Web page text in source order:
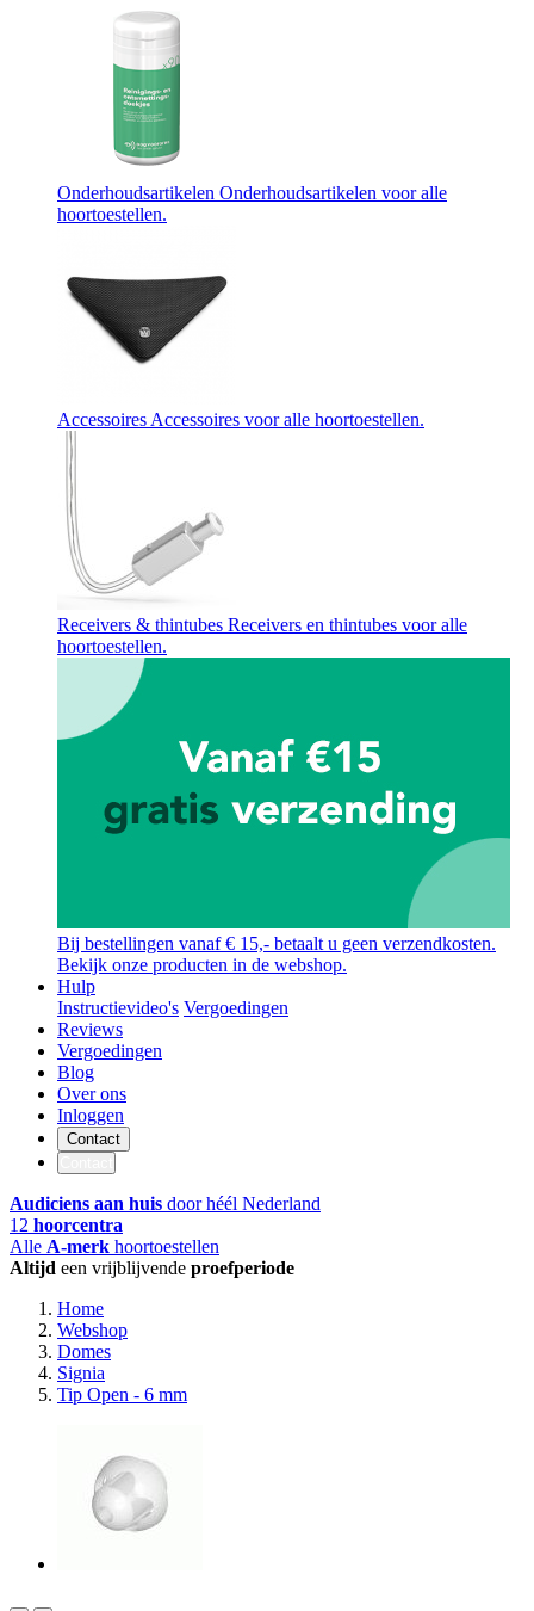
Onderhoudsartikelen Onderhoudsartikelen voor alle
hoortoestellen.
AccessoiresAccessoires voor alle hoortoestellen.
Receivers & thintubes Receivers en thintubes voor alle
hoortoestellen.
Bij bestellingen vanaf € 15,- betaalt u geen verzendkosten.
Bekijk onze producten in de webshop.
Hulp
Instructievideo's Vergoedingen
Reviews
Vergoedingen
Blog
Over ons
Inloggen
Contact
Audiciens aan huis door héél Nederland
12 hoorcentra
Alle A-merk hoortoestellen
Altijd een vrijblijvende proefperiode
Home
Webshop
Domes
Signia
Tip Open - 6 mm